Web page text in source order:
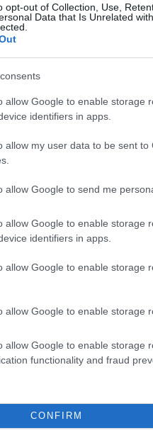
opt-out of Collection, Use,
Data that Is Unrelated
allow Google to enable storage
identifiers in apps.
allow my user data to be sent
allow Google to send me
allow Google to enable storage
identifiers in apps.
allow Google to enable storage
allow Google to enable storage
allow Google to enable storage
functionality and fraud
CONFIRM
στην
κατά της Σοφίας
στο δικόγραφο
ενδιαφερόταν για
μας και
ΑΝΤ1, ο Απόστολος
νομική της βάση: «
γάμου μας είχαν
να μου τα
δικά μου